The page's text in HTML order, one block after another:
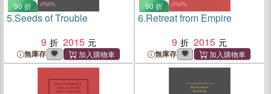
90 折
5.Seeds of Trouble
9
2015
無庫存
90 折
6.Retreat from Empire
9
2015
無庫存